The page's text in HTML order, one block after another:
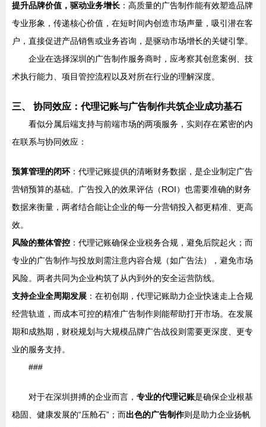
提升品牌价值，驱动业务增长 ：高质量的广告制作能有效塑造品牌
专业形象，传递核心价值，在短时间内创造市场声量，吸引潜在客
户，直接促进产品销售或业务咨询，是驱动市场增长的关键引擎。
企业在选择深圳的广告制作服务商时，应考察其创意案例、技
术执行能力、项目管控流程以及对所在行业的理解深度。
三、 协同效应：代理记账与广告制作共筑企业成功基石
看似分属后端支持与前端市场的两项服务，实则存在紧密的内
在联系与协同效应：
预算管理的闭环：代理记账提供的清晰财务数据，是企业制定广告
营销预算的基础。广告投入的效果评估（ROI）也需要准确的财务
数据来衡量，两者结合能让企业的每一分营销投入都更精准、更高
效。
风险的整体管控 ：代理记账确保企业税务合规，避免后院起火；而
专业的广告制作与投放则需注意内容合规（如广告法），避免市场
风险。两者共同为企业构筑了从内到外的安全运营防线。
支持企业全周期发展 ：在初创期，代理记账助力企业快速走上合规
经营轨道，而成本可控的精准广告制作则能帮助打开市场。在发展
期和成熟期，财税规划与大规模品牌广告战役则需要更深度、更专
业的服务支持。
###
对于在深圳拼搏的企业而言， 专业的代理记账是确保企业根基
稳固、健康发展的“压舱石”；而出色的广告制作则是助力企业扬帆